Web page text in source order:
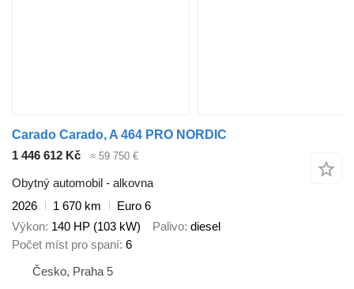
Carado Carado, A 464 PRO NORDIC
1 446 612 Kč
≈ 59 750 €
Obytný automobil - alkovna
2026
1 670 km
Euro 6
Výkon 140 HP (103 kW) Palivo diesel
Počet míst pro spaní 6
Česko, Praha 5